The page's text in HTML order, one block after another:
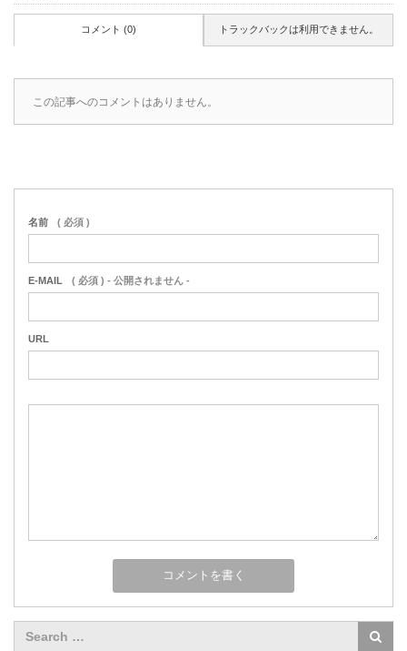
コメント (0) トラックバックは利用できません。
この記事へのコメントはありません。
名前 ( 必須 )
E-MAIL ( 必須 ) - 公開されません -
URL